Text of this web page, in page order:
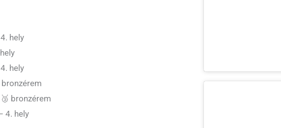
hely
hely
bronzérem
4. hely